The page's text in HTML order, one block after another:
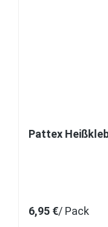
Pattex
6,95 €/ Pack